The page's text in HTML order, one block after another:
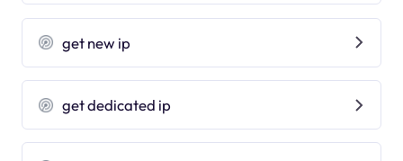
get new ip
get dedicated ip